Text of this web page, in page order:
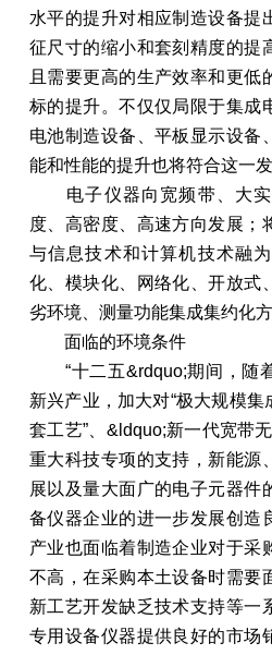
水平的提升对相应制造设备提
征尺寸的缩小和套刻精度的提
且需要更高的生产效率和更低
标的提升。不仅仅局限于集成
电池制造设备、平板显示设备
能和性能的提升也将符合这一发
电子仪器向宽频带、大实
度、高密度、高速方向发展；
与信息技术和计算机技术融
化、模块化、网络化、开放式
劣环境、测量功能集成集约化方
面临的环境条件
“十二五&rdquo;期间，随
新兴产业，加大对“极大规模
套工艺”、&ldquo;新一代宽带
重大科技专项的支持，新能源
展以及量大面广的电子元器件
备仪器企业的进一步发展创造
产业也面临着制造企业对于采
不高，在采购本土设备时需要
新工艺开发缺乏技术支持等一
专用设备仪器提供良好的市场